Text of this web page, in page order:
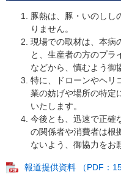
豚熱は、豚・いのしし
りません。
現場での取材は、本病
と、生産者の方のプラ
などから、慎むよう御
特に、ドローンやヘリ
業の妨げや場所の特定
いたします。
今後とも、迅速で正確
の関係者や消費者は根
ないよう、御協力をお
報道提供資料 （PDF：